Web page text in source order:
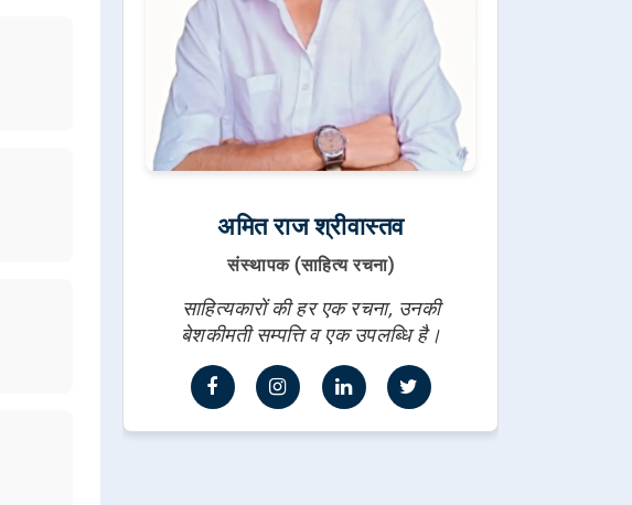
अमित राज श्रीवास्तव
संस्थापक (साहित्य रचना)
साहित्यकारों की हर एक रचना, उनकी
बेशकीमती सम्पत्ति व एक उपलब्धि है।